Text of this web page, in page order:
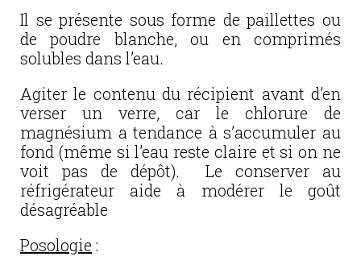
Il se présente sous forme de paillettes ou
de poudre blanche, ou en comprimés
solubles dans l’eau.
Agiter le contenu du récipient avant d’en
verser un verre, car le chlorure de
magnésium a tendance à s’accumuler au
fond (même si l’eau reste claire et si on ne
voit pas de dépôt). Le conserver au
réfrigérateur aide à modérer le goût
désagréable
Posologie :